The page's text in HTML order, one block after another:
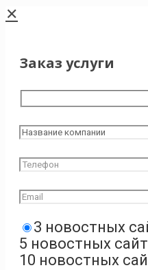
✕
Заказ услуги
3 новостных
5 новостных
10 новостных